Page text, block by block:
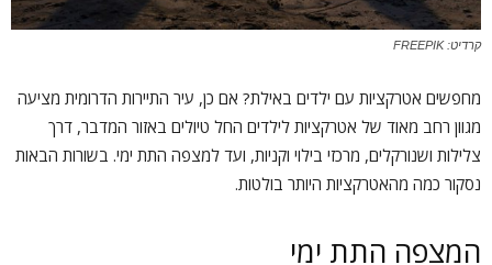
קרדיט: FREEPIK
מחפשים אטרקציות עם ילדים באילת? אם כן, עיר התיירות הדרומית מציעה
מגוון רחב מאוד של אטרקציות לילדים החל טיולים באזור המדבר, דרך
צלילות ושנורקלים, מרכזי בילוי וקניות, ועד למצפה התת ימי. בשורות הבאות
נסקור כמה מהאטרקציות היותר בולטות.
המצפה התת ימי